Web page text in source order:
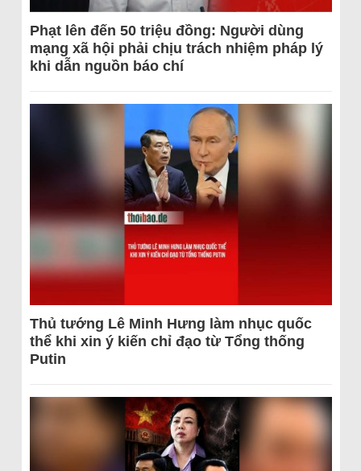
Phạt lên đến 50 triệu đồng: Người dùng
mạng xã hội phải chịu trách nhiệm pháp lý
khi dẫn nguồn báo chí
Thủ tướng Lê Minh Hưng làm nhục quốc
thể khi xin ý kiến chỉ đạo từ Tổng thống
Putin